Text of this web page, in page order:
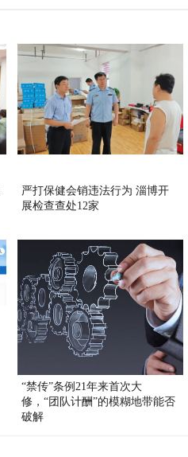
严打保健会销违法行为 淄博开
展检查查处12家
“禁传”条例21年来首次大
修，“团队计酬”的模糊地带能否
破解